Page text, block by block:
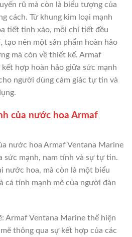
rũ mà còn là biểu tượng của
cách. Từ khung kim loại mạnh
tiết tinh xảo, mỗi chi tiết đều
nên một sản phẩm hoàn hảo
mà còn về thiết kế. Armaf
hợp hoàn hảo giữa sức mạnh
người dùng cảm giác tự tin và
của nước hoa Armaf
nước hoa Armaf Ventana Marine
sức mạnh, nam tính và sự tự tin.
nước hoa, mà còn là một biểu
cá tính mạnh mẽ của người đàn
Armaf Ventana Marine thể hiện
thông qua sự kết hợp của các